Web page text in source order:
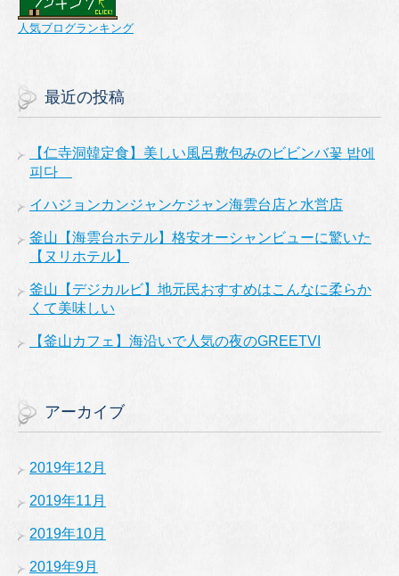
人気ブログランキング
最近の投稿
【仁寺洞韓定食】美しい風呂敷包みのビビンバ꽃 밥에
피다
イハジョンカンジャンケジャン海雲台店と水営店
釜山【海雲台ホテル】格安オーシャンビューに驚いた
【ヌリホテル】
釜山【デジカルビ】地元民おすすめはこんなに柔らか
くて美味しい
【釜山カフェ】海沿いで人気の夜のGREETVI
アーカイブ
2019年12月
2019年11月
2019年10月
2019年9月